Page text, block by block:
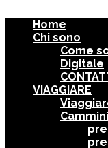
Home
Chi sono
Come
Digitale
VIAGGIARE
Cammini